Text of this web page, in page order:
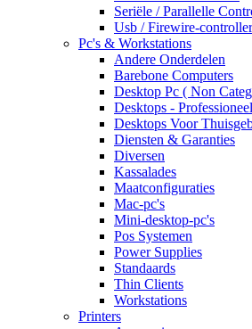
Seriële / Parallelle
Usb / Firewire-controller
Pc's & Workstations
Andere Onderdelen
Barebone Computers
Desktop Pc ( Non
Desktops -
Desktops Voor
Diensten & Garanties
Diversen
Kassalades
Maatconfiguraties
Mac-pc's
Mini-desktop-pc's
Pos Systemen
Power Supplies
Standaards
Thin Clients
Workstations
Printers